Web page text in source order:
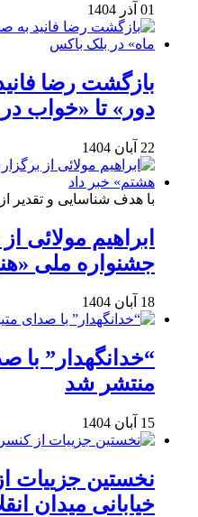
01 آذر 1404
بازگشت رضا
دور» تا «خواب
22 آبان 1404
با هدف شناسایی و تقدیر
ابراهیم مولائی
جشنواره ملی
18 آبان 1404
“خدانگهدار”
منتشر شد
15 آبان 1404
نخستین جزییات
خیابانی میدان